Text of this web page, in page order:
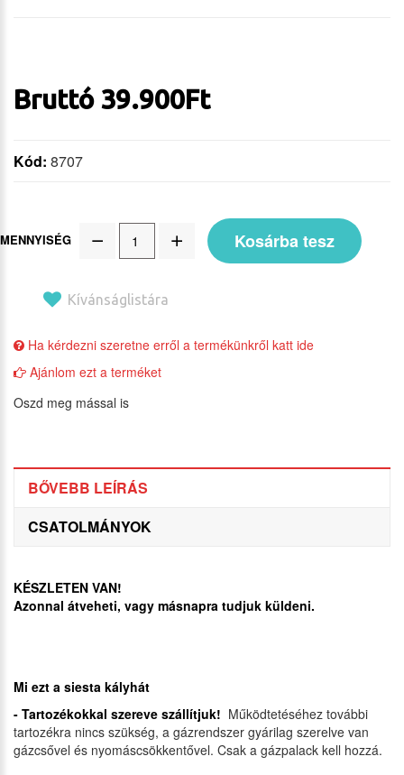
Bruttó 39.900Ft
Kód: 8707
MENNYISÉG Kosárba tesz
Kívánságlistára
Ha kérdezni szeretne erről a termékünkről katt ide
Ajánlom ezt a terméket
Oszd meg mással is
BŐVEBB LEÍRÁS
CSATOLMÁNYOK
KÉSZLETEN VAN!
Azonnal átveheti, vagy másnapra tudjuk küldeni.
Mi ezt a siesta kályhát
- Tartozékokkal szereve szállítjuk! Működtetéséhez további
tartozékra nincs szükség, a gázrendszer gyárilag szerelve van
gázcsővel és nyomáscsökkentővel. Csak a gázpalack kell hozzá.